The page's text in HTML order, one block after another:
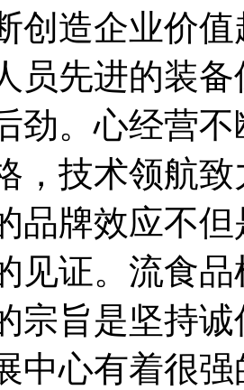
创造企业价
员先进的装
劲。心经营
，技术领航
品牌效应不
见证。流食
宗旨是坚持
中心有着很